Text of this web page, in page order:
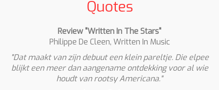
Quotes
Review "Written In The Stars"
Philippe De Cleen, Written In Music
"Dat maakt van zijn debuut een klein pareltje. Die elpee
blijkt een meer dan aangename ontdekking voor al wie
houdt van rootsy Americana."